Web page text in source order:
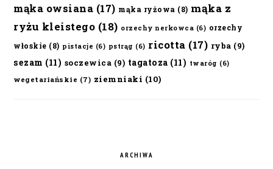
mąka owsiana (17) mąka ryżowa (8) mąka z
ryżu kleistego (18) orzechy nerkowca (6) orzechy
włoskie (8) pistacje (6) pstrąg (6) ricotta (17) ryba (9)
sezam (11) soczewica (9) tagatoza (11) twaróg (6)
wegetariańskie (7) ziemniaki (10)
ARCHIWA